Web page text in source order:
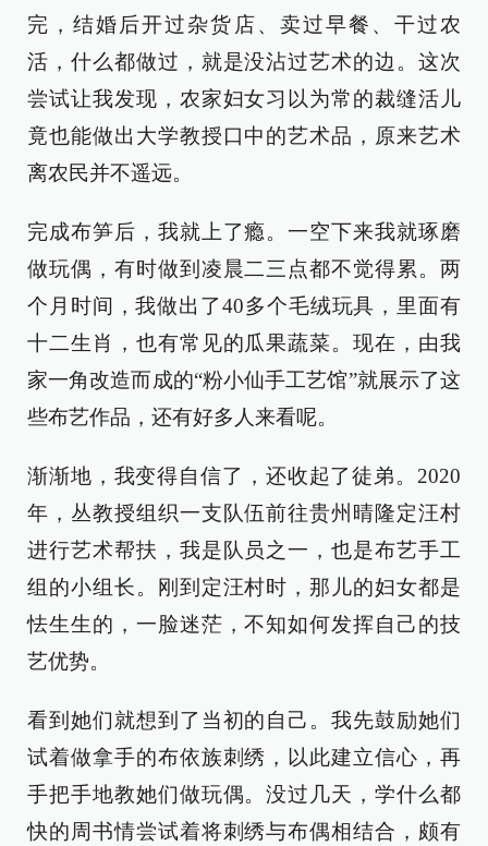
完，结婚后开过杂货店、卖过早餐、干过农
活，什么都做过，就是没沾过艺术的边。这次
尝试让我发现，农家妇女习以为常的裁缝活儿
竟也能做出大学教授口中的艺术品，原来艺术
离农民并不遥远。
完成布笋后，我就上了瘾。一空下来我就琢磨
做玩偶，有时做到凌晨二三点都不觉得累。两
个月时间，我做出了40多个毛绒玩具，里面有
十二生肖，也有常见的瓜果蔬菜。现在，由我
家一角改造而成的“粉小仙手工艺馆”就展示了这
些布艺作品，还有好多人来看呢。
渐渐地，我变得自信了，还收起了徒弟。2020
年，丛教授组织一支队伍前往贵州晴隆定汪村
进行艺术帮扶，我是队员之一，也是布艺手工
组的小组长。刚到定汪村时，那儿的妇女都是
怯生生的，一脸迷茫，不知如何发挥自己的技
艺优势。
看到她们就想到了当初的自己。我先鼓励她们
试着做拿手的布依族刺绣，以此建立信心，再
手把手地教她们做玩偶。没过几天，学什么都
快的周书情尝试着将刺绣与布偶相结合，颇有